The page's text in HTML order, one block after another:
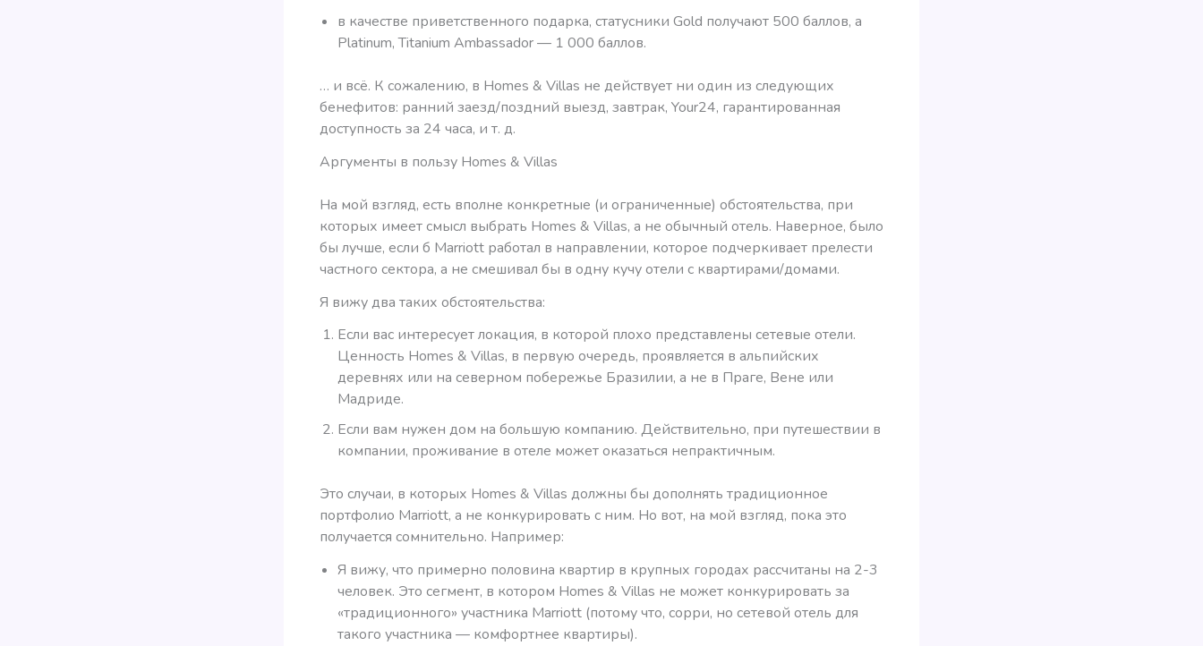
в качестве приветственного подарка, статусники Gold получают 500 баллов, а
Platinum, Titanium Ambassador — 1 000 баллов.
… и всё. К сожалению, в Homes & Villas не действует ни один из следующих
бенефитов: ранний заезд/поздний выезд, завтрак, Your24, гарантированная
доступность за 24 часа, и т. д.
Аргументы в пользу Homes & Villas
На мой взгляд, есть вполне конкретные (и ограниченные) обстоятельства, при
которых имеет смысл выбрать Homes & Villas, а не обычный отель. Наверное, было
бы лучше, если б Marriott работал в направлении, которое подчеркивает прелести
частного сектора, а не смешивал бы в одну кучу отели с квартирами/домами.
Я вижу два таких обстоятельства:
Если вас интересует локация, в которой плохо представлены сетевые отели.
Ценность Homes & Villas, в первую очередь, проявляется в альпийских
деревнях или на северном побережье Бразилии, а не в Праге, Вене или
Мадриде.
Если вам нужен дом на большую компанию. Действительно, при путешествии в
компании, проживание в отеле может оказаться непрактичным.
Это случаи, в которых Homes & Villas должны бы дополнять традиционное
портфолио Marriott, а не конкурировать с ним. Но вот, на мой взгляд, пока это
получается сомнительно. Например:
Я вижу, что примерно половина квартир в крупных городах рассчитаны на 2-3
человек. Это сегмент, в котором Homes & Villas не может конкурировать за
«традиционного» участника Marriott (потому что, сорри, но сетевой отель для
такого участника — комфортнее квартиры).